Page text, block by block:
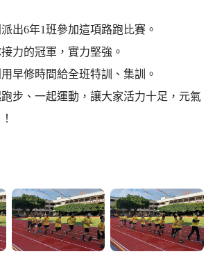
出6年1班參加這項路跑比賽。
力的冠軍，實力堅強。
早修時間給全班特訓、集訓。
步、一起運動，讓大家活力十足，元氣